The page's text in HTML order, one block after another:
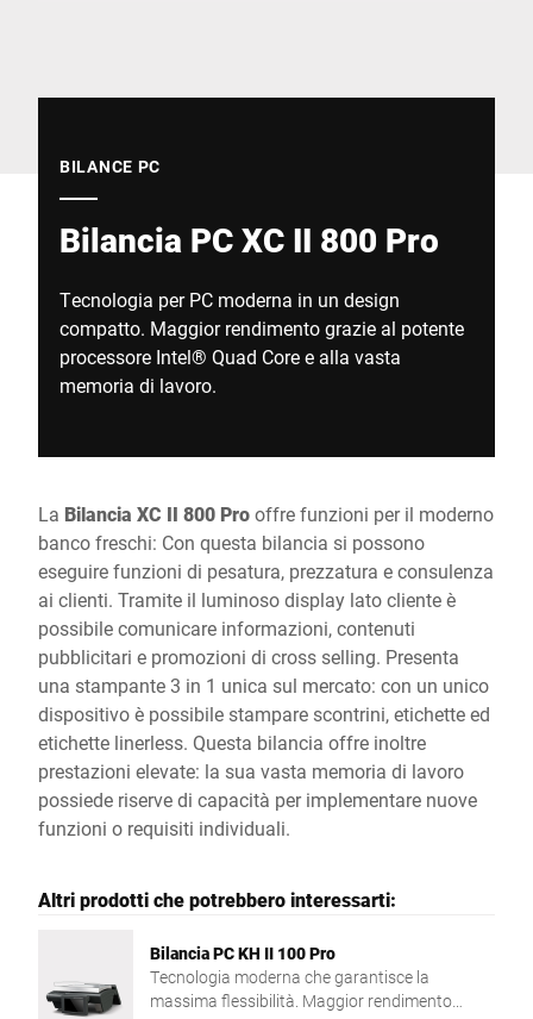
BILANCE PC
Bilancia PC XC II 800 Pro
Tecnologia per PC moderna in un design
compatto. Maggior rendimento grazie al potente
processore Intel® Quad Core e alla vasta
memoria di lavoro.
La Bilancia XC II 800 Prooffre funzioni per il moderno
banco freschi: Con questa bilancia si possono
eseguire funzioni di pesatura, prezzatura e consulenza
ai clienti. Tramite il luminoso display lato cliente è
possibile comunicare informazioni, contenuti
pubblicitari e promozioni di cross selling. Presenta
una stampante 3 in 1 unica sul mercato: con un unico
dispositivo è possibile stampare scontrini, etichette ed
etichette linerless. Questa bilancia offre inoltre
prestazioni elevate: la sua vasta memoria di lavoro
possiede riserve di capacità per implementare nuove
funzioni o requisiti individuali.
Altri prodotti che potrebbero interessarti:
Bilancia PC KH II 100 Pro
Tecnologia moderna che garantisce la
massima flessibilità. Maggior rendimento